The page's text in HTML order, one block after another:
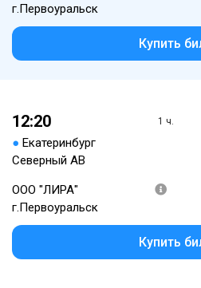
г.Первоуральск
Купить
12:20
● Екатеринбург
Северный АВ
1 ч.
ООО "ЛИРА"
г.Первоуральск
Купить